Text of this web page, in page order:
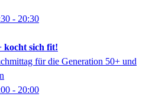
- 20:30
kocht sich fit!
für die Generation 50+ und
- 20:00